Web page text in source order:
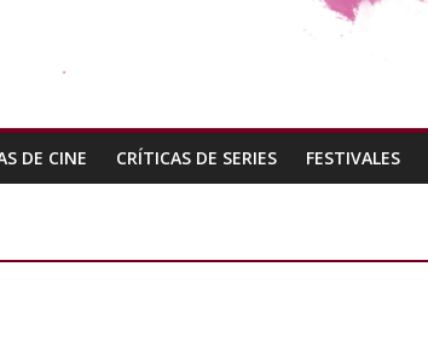
DE CINE CRÍTICAS DE SERIES FESTIVALES